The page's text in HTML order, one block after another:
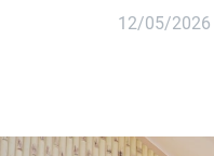
12/05/2026